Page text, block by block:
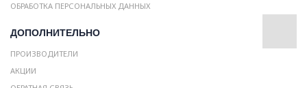
ОБРАБОТКА ПЕРСОНАЛЬНЫХ ДАННЫХ
ДОПОЛНИТЕЛЬНО
ПРОИЗВОДИТЕЛИ
АКЦИИ